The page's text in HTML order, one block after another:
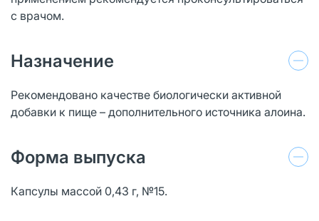
с врачом.
Назначение
Рекомендовано качестве биологически активной
добавки к пище – дополнительного источника алоина.
Форма выпуска
Капсулы массой 0,43 г, №15.